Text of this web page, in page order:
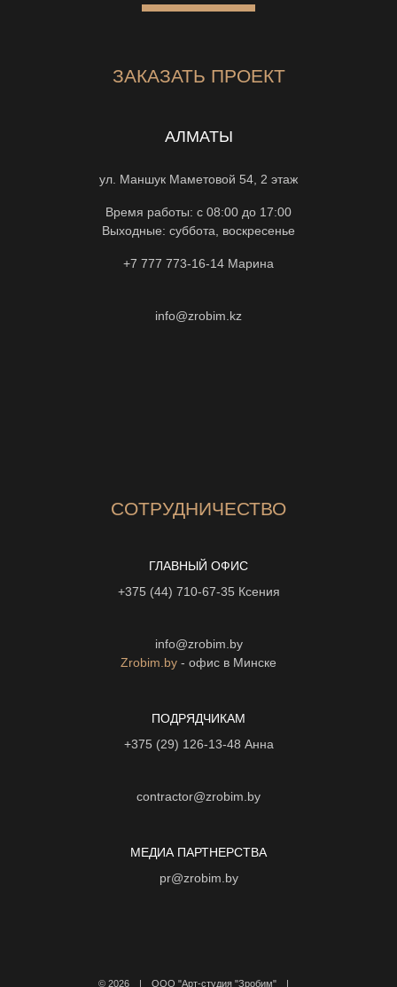
ЗАКАЗАТЬ ПРОЕКТ
АЛМАТЫ
ул. Маншук Маметовой 54, 2 этаж
Время работы: с 08:00 до 17:00
Выходные: суббота, воскресенье
+7 777 773-16-14 Марина
info@zrobim.kz
СОТРУДНИЧЕСТВО
ГЛАВНЫЙ ОФИС
+375 (44) 710-67-35 Ксения
info@zrobim.by
Zrobim.by - офис в Минске
ПОДРЯДЧИКАМ
+375 (29) 126-13-48 Анна
contractor@zrobim.by
МЕДИА ПАРТНЕРСТВА
pr@zrobim.by
© 2026 | ООО "Арт-студия "Зробим" |